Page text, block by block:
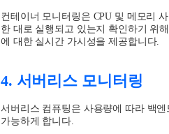
컨테이너 모니터링은 CPU 및 메모리
한 대로 실행되고 있는지 확인하기 위
에 대한 실시간 가시성을 제공합니다.
4. 서버리스 모니터링
서버리스 컴퓨팅은 사용량에 따라 백
가능하게 합니다.